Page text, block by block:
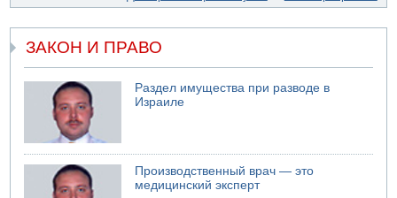
Ракетная атака на судно вблизи Омана
04.08.2026 12:29
Малыш обварился супом в Бней-Браке
04.08.2026 10:13
Троих подростков унесло течением на Кинерете
04.08.2026 08:45
Атака на склады в Подмосковье и Ленинградской
области
ЗАКОН И ПРАВО
Раздел имущества при разводе в
Израиле
Производственный врач — это
медицинский эксперт